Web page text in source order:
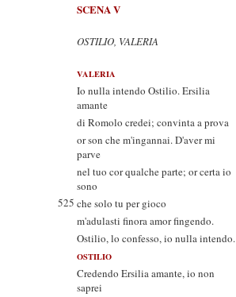
SCENA V
OSTILIO, VALERIA
VALERIA
Io nulla intendo Ostilio. Ersilia
amante
di Romolo credei; convinta a prova
or son che m'ingannai. D'aver mi
parve
nel tuo cor qualche parte; or certa io
sono
525 che solo tu per gioco
m'adulasti finora amor fingendo.
Ostilio, lo confesso, io nulla intendo.
OSTILIO
Credendo Ersilia amante, io non
saprei